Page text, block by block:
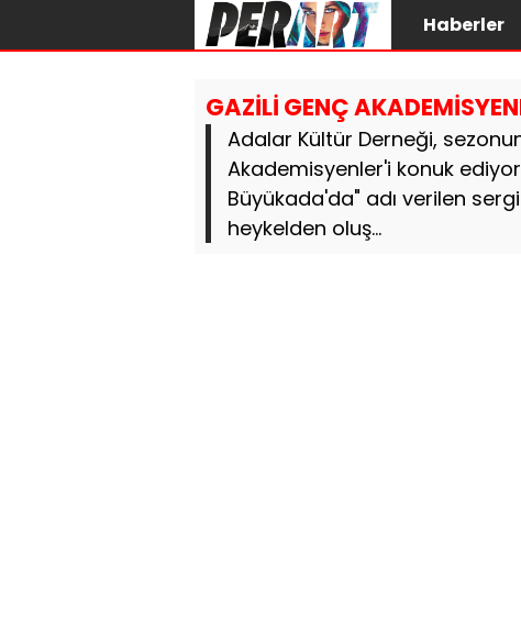
Haberler
GAZİLİ GENÇ
Adalar Kültür Derneği,
Akademisyenler'i konuk
Büyükada'da" adı verilen
heykelden oluş...